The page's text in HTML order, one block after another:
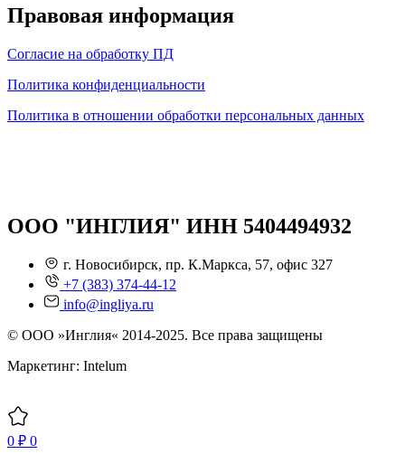
Правовая информация
Согласие на обработку ПД
Политика конфиденциальности
Политика в отношении обработки персональных данных
ООО "ИНГЛИЯ" ИНН 5404494932
г. Новосибирск, пр. К.Маркса, 57, офис 327
+7 (383) 374-44-12
info@ingliya.ru
© ООО »Инглия« 2014-2025. Все права защищены
Маркетинг: Intelum
0 ₽ 0